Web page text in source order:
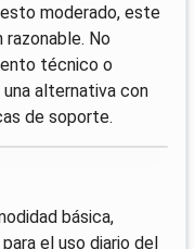
moderado, este
No
técnico o
alternativa con
de soporte.
básica,
el uso diario del